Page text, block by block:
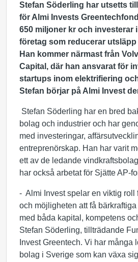
Stefan Söderling har utsetts
för Almi Invests
650 miljoner kr och investerar
företag som reducerar
Han kommer närmast från
Capital, där han ansvarat för
startups inom elektrifiering
Stefan börjar på Almi Invest
Stefan Söderling har en bred
bolag och industrier och har
med investeringar,
entreprenörskap. Han har varit
ett av de ledande
har också arbetat för Sjätte AP-
- Almi Invest spelar en viktig roll
och möjligheten att få
med båda kapital, kompetens
Stefan Söderling, tillträdande
Invest Greentech. Vi har många
bolag i Sverige som kan växa